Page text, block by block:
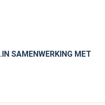
.IN SAMENWERKING MET